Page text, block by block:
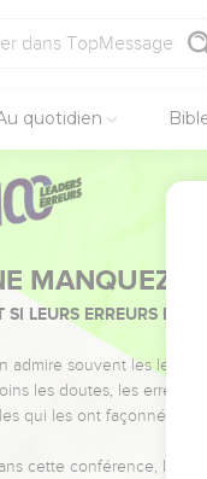
quotidien
MANQUEZ
SI LEURS ERREURS
admire souvent les
les doutes, les erreurs
qui les ont façonnés.
cette conférence,